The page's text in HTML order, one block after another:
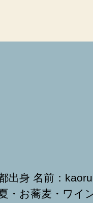
出身 名前：
・お蕎麦・ワイ